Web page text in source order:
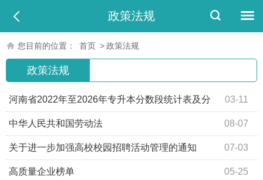
政策法规
您目前的位置： 首页 >政策法规
政策法规
03-11
河南省2022年至2026年专升本分数段统计表及分
数线 08-07
中华人民共和国劳动法
07-03
关于进一步加强高校校园招聘活动管理的通知
05-25
高质量企业榜单